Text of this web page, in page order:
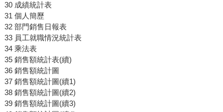
30 成績統計表
31 個人簡歷
32 部門銷售日報表
33 員工就職情況統計表
34 乘法表
35 銷售額統計表(續)
36 銷售額統計圖
37 銷售額統計圖(續1)
38 銷售額統計圖(續2)
39 銷售額統計圖(續3)